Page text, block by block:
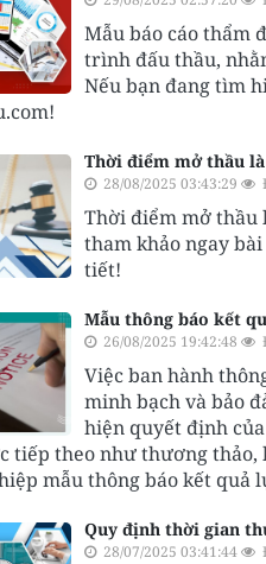
Mẫu báo cáo thẩm
trình đấu thầu,
Nếu bạn đang tìm
Thời điểm mở thầu
28/08/2025 03:43:29
Thời điểm mở thầu
tham khảo ngay
tiết!
Mẫu thông báo kết
26/08/2025 19:42:48
Việc ban hành
minh bạch và bảo
hiện quyết định
tiếp theo như thương thảo,
mẫu thông báo kết quả
Quy định thời gian
28/07/2025 03:41:44